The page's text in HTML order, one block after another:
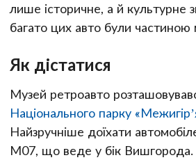
лише історичне, а й культурне
багато цих авто були частиною
Як дістатися
Музей ретроавто
Національного парку
Найзручніше доїхати
М07, що веде у бік